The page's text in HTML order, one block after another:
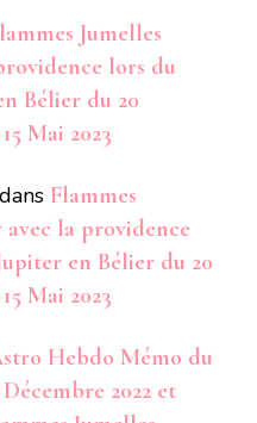
Jumelles
lors du
Bélier du 20
Mai 2023
dans Flammes
la providence
en Bélier du 20
Mai 2023
Hebdo Mémo du
2022 et